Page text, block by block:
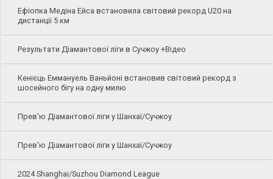
Ефіопка Медіна Ейса встановила світовий рекорд U20 на
дистанції 5 км
Результати Діамантової ліги в Сучжоу +Відео
Кенієць Еммануель Ваньйоні встановив світовий рекорд з
шосейного бігу на одну милю
Прев'ю Діамантової ліги у Шанхаї/Сучжоу
Прев'ю Діамантової ліги у Шанхаї/Сучжоу
2024 Shanghai/Suzhou Diamond League